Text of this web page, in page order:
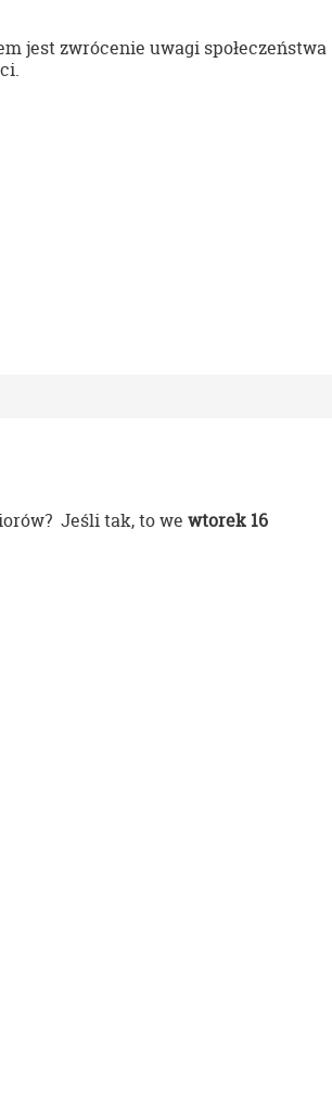
jest zwrócenie uwagi społeczeństwa
Jeśli tak, to we wtorek 16